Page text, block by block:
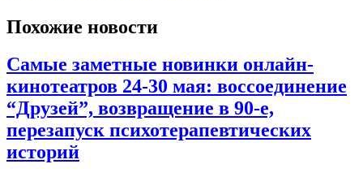
Похожие новости
Самые заметные новинки онлайн-
кинотеатров 24-30 мая: воссоединение
“Друзей”, возвращение в 90-е,
перезапуск психотерапевтических
историй